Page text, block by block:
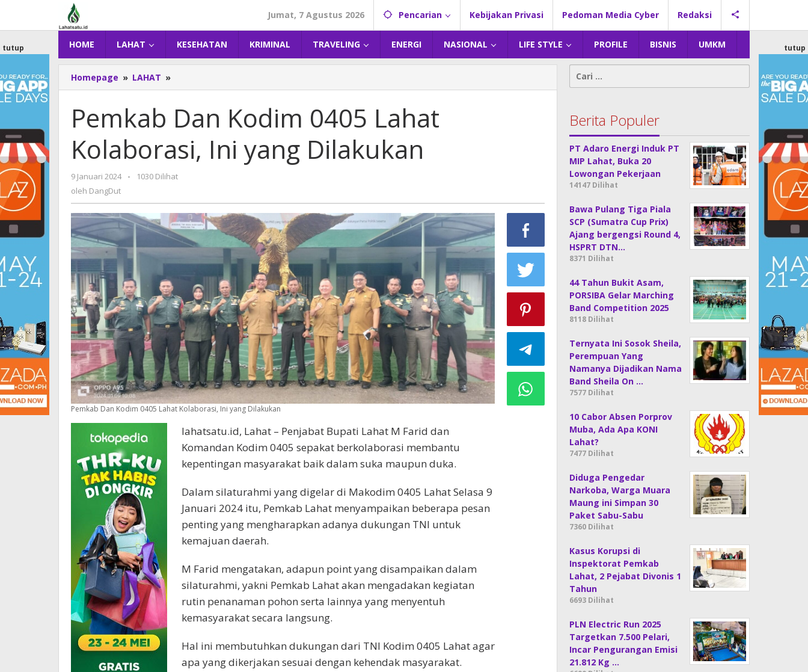
konten
Jumat, 7 Agustus 2026 Pencarian Kebijakan Privasi Pedoman Media Cyber Redaksi
HOME LAHAT KESEHATAN KRIMINAL TRAVELING ENERGI NASIONAL LIFE STYLE PROFILE BISNIS UMKM
tutup tutup
Homepage » LAHAT »
Dan
0405
Lahat
Kolaborasi,
Ini
Dilakukan
Pemkab Dan Kodim 0405 Lahat
Kolaborasi, Ini yang Dilakukan
9 Januari 2024
oleh
-
1030 Dilihat
oleh DangDut
Pemkab Dan Kodim 0405 Lahat Kolaborasi, Ini yang Dilakukan
lahatsatu.id, Lahat – Penjabat Bupati Lahat M Farid dan
Komandan Kodim 0405 sepakat berkolaborasi membantu
kepentingan masyarakat baik dalam suka maupun duka.
Dalam silaturahmi yang digelar di Makodim 0405 Lahat Selasa 9
Januari 2024 itu, Pemkab Lahat menyampaikan beberapa pesan
penting yang mengharapkan adanya dukungan TNI untuk
kemajuan daerah.
M Farid mengatakan, adapun point yang disampaikan dalam
silaturahmi, yakni Pemkab Lahat akan mengadakan kegiatan
rutin penanaman pohon serta lainnya yang menyentuh
kemasyarakat secara langsung.
Hal ini membutuhkan dukungan dari TNI Kodim 0405 Lahat agar
apa yang dikerjakan sesuai dengan kehendak masyarakat.
Cari
untuk:
Berita Populer
PT Adaro Energi Induk PT
MIP Lahat, Buka 20
Lowongan Pekerjaan
14147 Dilihat
Bawa Pulang Tiga Piala
SCP (Sumatra Cup Prix)
Ajang bergengsi Round 4,
HSPRT DTN…
8371 Dilihat
44 Tahun Bukit Asam,
PORSIBA Gelar Marching
Band Competition 2025
8118 Dilihat
Ternyata Ini Sosok Sheila,
Perempuan Yang
Namanya Dijadikan Nama
Band Sheila On …
7577 Dilihat
10 Cabor Absen Porprov
Muba, Ada Apa KONI
Lahat?
7477 Dilihat
Diduga Pengedar
Narkoba, Warga Muara
Maung ini Simpan 30
Paket Sabu-Sabu
7360 Dilihat
Kasus Korupsi di
Inspektorat Pemkab
Lahat, 2 Pejabat Divonis 1
Tahun
6693 Dilihat
PLN Electric Run 2025
Targetkan 7.500 Pelari,
Incar Pengurangan Emisi
21.812 Kg …